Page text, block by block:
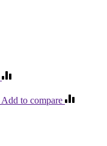
Add to compare